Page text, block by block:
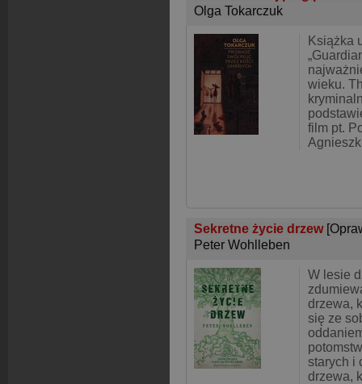
Olga Tokarczuk
Książka
wieku.
film pt.
Sekretne życie drzew
Peter Wohlleben
W lesie
drzewa,
się ze
starych i
drzewa,